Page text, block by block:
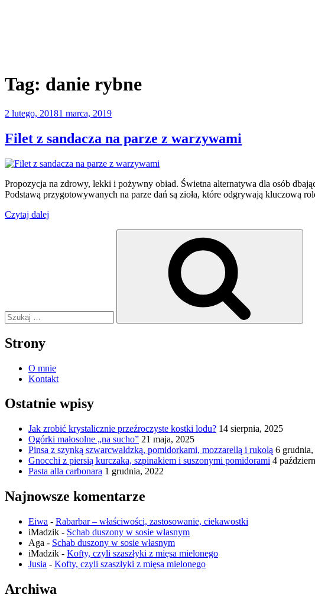
Tag: danie rybne
Opublikowane
2 lutego, 20181 marca, 2019
Filet z sandacza na parze z warzywami
Propozycja na zdrowy, lekki i pożywny obiad. Świetna alternatywa dla osób
Podstawą przygotowywanych na parze dań są zioła, które odgrywają kluczową
Czytaj dalej
Strony
O mnie
Kontakt
Ostatnie wpisy
Jak zrobić krystalicznie przeźroczyste kostki lodu? 14 sierpnia, 2025
Ogórki małosolne „na sucho” 21 maja, 2025
Pinsa z szynką szwarcwaldzką, pomidorkami, mozzarellą i rukolą 6
Gnocchi z piersią kurczaka, szpinakiem i suszonymi pomidorami 4
Pasta alla carbonara 1 grudnia, 2022
Najnowsze komentarze
Eiwa - Rabarbar – właściwości, zastosowanie, ciekawostki
iMadzik - Schab duszony w sosie własnym
Aga - Schab duszony w sosie własnym
iMadzik - Kofty, czyli szaszłyki z mięsa mielonego
Jusia - Kofty, czyli szaszłyki z mięsa mielonego
Archiwa